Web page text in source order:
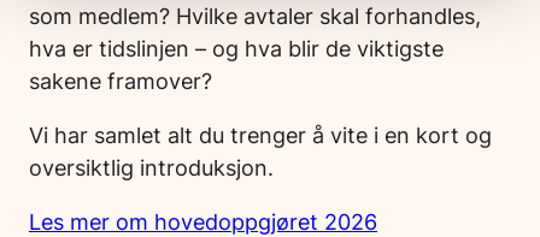
som medlem? Hvilke avtaler skal forhandles,
hva er tidslinjen – og hva blir de viktigste
sakene framover?
Vi har samlet alt du trenger å vite i en kort og
oversiktlig introduksjon.
Les mer om hovedoppgjøret 2026